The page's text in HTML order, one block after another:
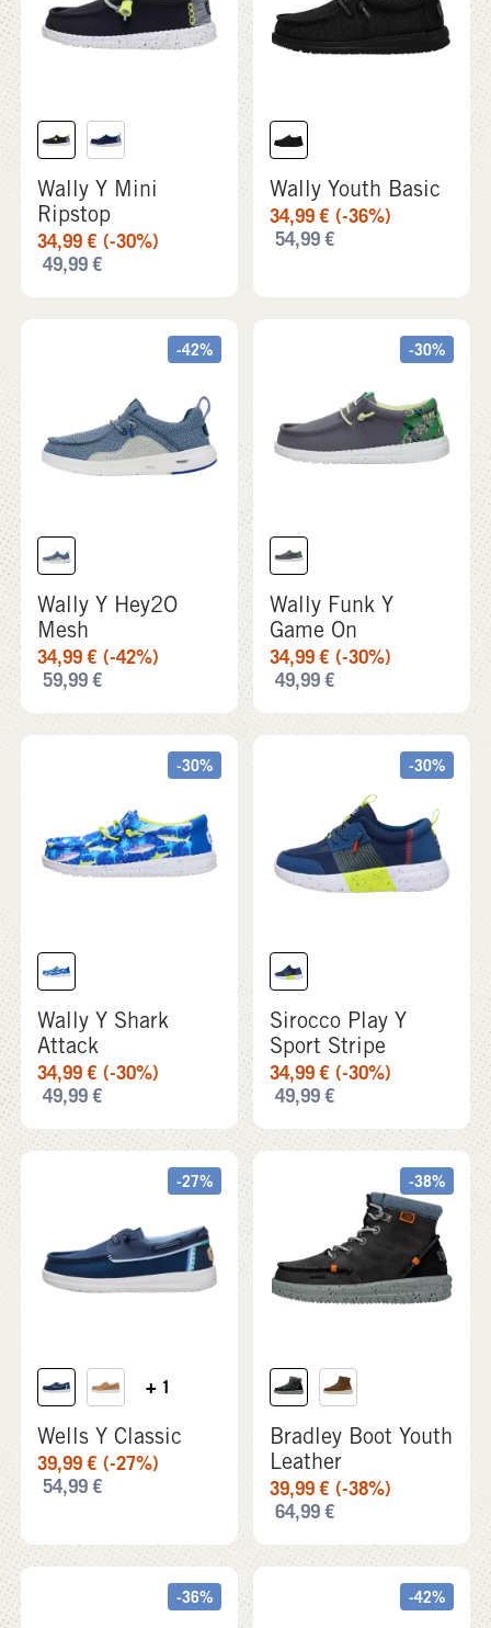
Wally Y Mini
Ripstop
34,99€ (-30%)
49,99€
Wally Youth Basic
34,99€ (-36%)
54,99€
-42%
Wally Y Hey2O
Mesh
34,99€ (-42%)
59,99€
-30%
Wally Funk Y
Game On
34,99€ (-30%)
49,99€
-30%
Wally Y Shark
Attack
34,99€ (-30%)
49,99€
-30%
Sirocco Play Y
Sport Stripe
34,99€ (-30%)
49,99€
-27%
+ 1
Wells Y Classic
39,99€ (-27%)
54,99€
-38%
Bradley Boot Youth
Leather
39,99€ (-38%)
64,99€
-36% -42%